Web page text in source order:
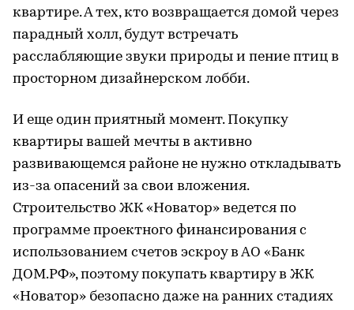
квартире. А тех, кто возвращается домой через
парадный холл, будут встречать
расслабляющие звуки природы и пение птиц в
просторном дизайнерском лобби.
И еще один приятный момент. Покупку
квартиры вашей мечты в активно
развивающемся районе не нужно откладывать
из-за опасений за свои вложения.
Строительство ЖК «Новатор» ведется по
программе проектного финансирования с
использованием счетов эскроу в АО «Банк
ДОМ.РФ», поэтому покупать квартиру в ЖК
«Новатор» безопасно даже на ранних стадиях